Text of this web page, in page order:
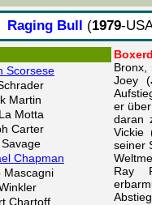
Raging Bull (1979-
Bronx,
Joey (
er
daran
Vickie
seiner
Ray
Scorsese
Martin
Motta
Carter
Chapman
Mascagni
Chartoff